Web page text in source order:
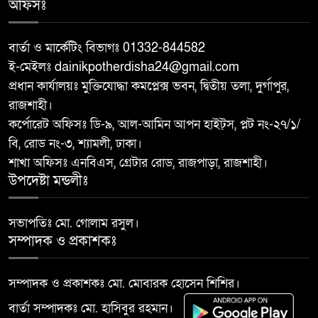
মাদক কারবারি আটক
৮
আত্রাইয়ে ২০ লাখ টাকা মূল্যের ট্রাক্টর
চুরি
৯
বাঘা পৌরসভার উন্নয়নে পাঁচটি
প্রকল্পের উদ্বোধন করলেন সংসদ
সদস্য আবু সাঈদ চাঁদ
১০
অফিসঃ
বার্তা ও মার্কেটিং বিভাগঃ 01332-844582
ই-মেইলঃ dainikpotherdisha24@gmail.com
প্রধান কার্যালয়ঃ মুক্তিযোদ্ধা কমপ্লেক্স ভবন, দ্বিতীয় তলা, দুর্গাপুর,
রাজশাহী।
কর্পোরেট অফিসঃ ডি-৯, আল-আমিন আপন হাইট্স, প্লট নং-২৭/১/
বি, রোড নং-৩, শ্যামলী, ঢাকা।
শাখা অফিসঃ এনবিএস, গ্রেটার রোড, রাজপাড়া, রাজশাহী।
উপদেষ্টা মন্ডলীঃ
সভাপতিঃ মো. গোলাম রসুল।
সম্পাদক ও প্রকাশকঃ
সম্পাদক ও প্রকাশকঃ মো. মোবারক হোসেন শিশির।
বার্তা সম্পাদকঃ মো. হাসিবুর রহমান।